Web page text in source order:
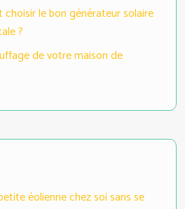
le bon générateur solaire
?
de votre maison de
éolienne chez soi sans se